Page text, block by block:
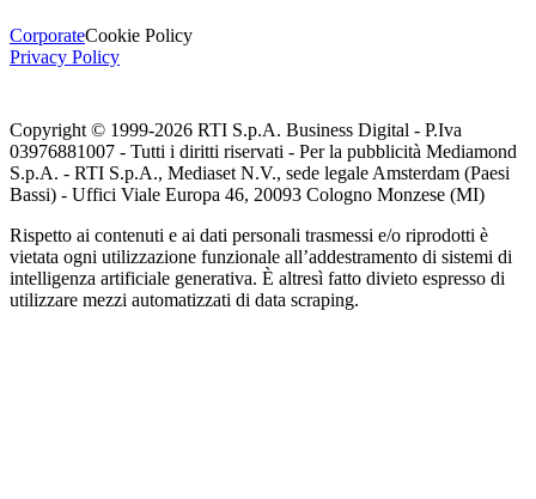
CorporateCookie Policy
Privacy Policy
Copyright © 1999-2026 RTI S.p.A. Business Digital - P.Iva
03976881007 - Tutti i diritti riservati - Per la pubblicità Mediamond
S.p.A. - RTI S.p.A., Mediaset N.V., sede legale Amsterdam (Paesi
Bassi) - Uffici Viale Europa 46, 20093 Cologno Monzese (MI)
Rispetto ai contenuti e ai dati personali trasmessi e/o riprodotti è
vietata ogni utilizzazione funzionale all’addestramento di sistemi di
intelligenza artificiale generativa. È altresì fatto divieto espresso di
utilizzare mezzi automatizzati di data scraping.